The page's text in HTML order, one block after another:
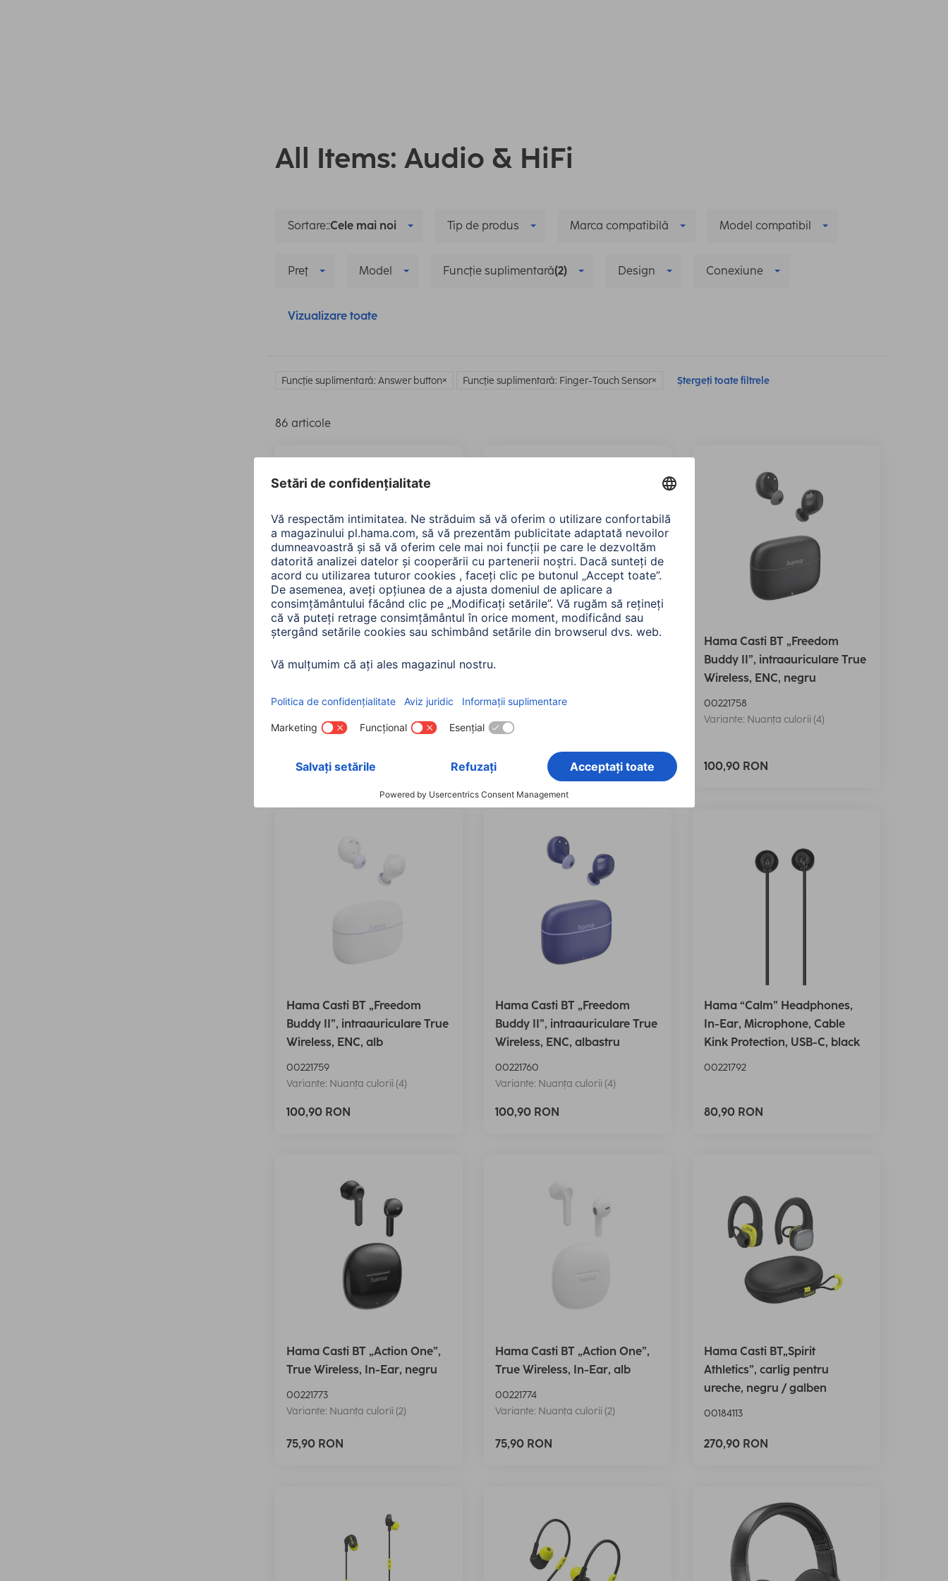
All Items: Audio & HiFi
Sortare::Cele mai noi Tip de produs Marca compatibilă Model compatibil
Preţ Model Funcţie suplimentară(2) Design Conexiune
Vizualizare toate
Funcţie suplimentară: Answer button Funcţie suplimentară: Finger-Touch Sensor Ștergeți toate filtrele
86 articole
Hama Casti Bluetooth
„Freedom Buddy II”,
orange
00221763
Variante: Nuanța culorii (4)
100,90 RON
Hama "Passion Clear II"
00221771
295,90 RON
Hama Casti BT „Freedom
Buddy II”, intraauriculare True
Wireless, ENC, negru
00221758
Variante: Nuanța culorii (4)
100,90 RON
Hama Casti BT „Freedom
Buddy II”, intraauriculare True
Wireless, ENC, alb
00221759
Variante: Nuanța culorii (4)
100,90 RON
Hama Casti BT „Freedom
Buddy II”, intraauriculare True
Wireless, ENC, albastru
00221760
Variante: Nuanța culorii (4)
100,90 RON
Hama “Calm” Headphones,
In-Ear, Microphone, Cable
Kink Protection, USB-C, black
00221792
80,90 RON
Hama Casti BT „Action One”,
True Wireless, In-Ear, negru
00221773
Variante: Nuanța culorii (2)
75,90 RON
Hama Casti BT „Action One”,
True Wireless, In-Ear, alb
00221774
Variante: Nuanța culorii (2)
75,90 RON
Hama Casti BT„Spirit
Athletics”, carlig pentru
ureche, negru / galben
00184113
270,90 RON